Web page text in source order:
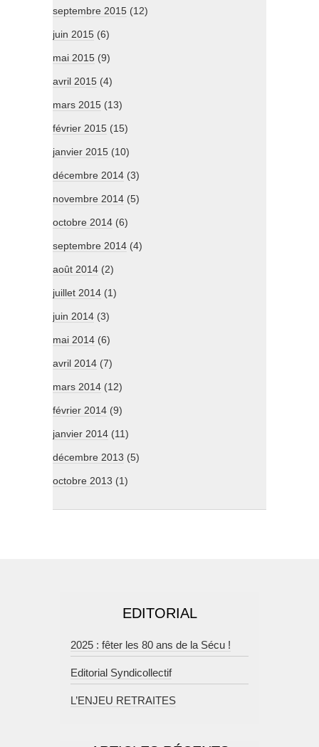
septembre 2015 (12)
juin 2015 (6)
mai 2015 (9)
avril 2015 (4)
mars 2015 (13)
février 2015 (15)
janvier 2015 (10)
décembre 2014 (3)
novembre 2014 (5)
octobre 2014 (6)
septembre 2014 (4)
août 2014 (2)
juillet 2014 (1)
juin 2014 (3)
mai 2014 (6)
avril 2014 (7)
mars 2014 (12)
février 2014 (9)
janvier 2014 (11)
décembre 2013 (5)
octobre 2013 (1)
EDITORIAL
2025 : fêter les 80 ans de la Sécu !
Editorial Syndicollectif
L’ENJEU RETRAITES